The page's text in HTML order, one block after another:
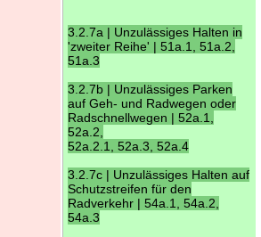
3.2.7a | Unzulässiges Halten in
'zweiter Reihe' | 51a.1, 51a.2,
51a.3
3.2.7b | Unzulässiges Parken
auf Geh- und Radwegen oder
Radschnellwegen | 52a.1,
52a.2,
52a.2.1, 52a.3, 52a.4
3.2.7c | Unzulässiges Halten auf
Schutzstreifen für den
Radverkehr | 54a.1, 54a.2,
54a.3